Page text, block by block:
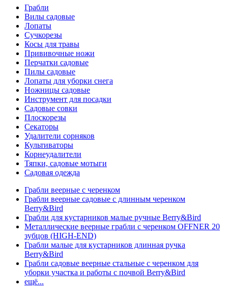
Грабли
Вилы садовые
Лопаты
Сучкорезы
Косы для травы
Прививочные ножи
Перчатки садовые
Пилы садовые
Лопаты для уборки снега
Ножницы садовые
Инструмент для посадки
Садовые совки
Плоскорезы
Секаторы
Удалители сорняков
Культиваторы
Корнеудалители
Тяпки, садовые мотыги
Садовая одежда
Грабли веерные с черенком
Грабли веерные садовые с длинным черенком
Berry&Bird
Грабли для кустарников малые ручные Berry&Bird
Металлические веерные грабли с черенком OFFNER 20
зубцов (HIGH-END)
Грабли малые для кустарников длинная ручка
Berry&Bird
Грабли садовые веерные стальные с черенком для
уборки участка и работы с почвой Berry&Bird
ещё...